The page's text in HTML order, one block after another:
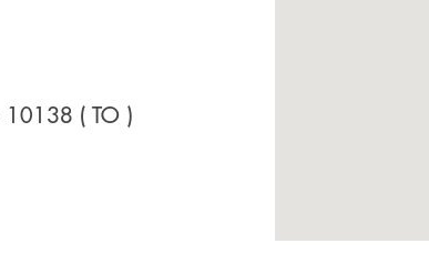
10138 ( TO )